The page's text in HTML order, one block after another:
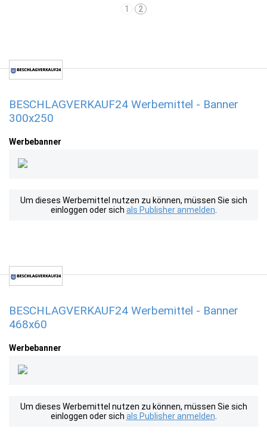
1
2
BESCHLAGVERKAUF24 Werbemittel - Banner
300x250
Werbebanner
Um dieses Werbemittel nutzen zu können, müssen Sie sich
einloggen oder sich als Publisher anmelden
BESCHLAGVERKAUF24 Werbemittel - Banner
468x60
Werbebanner
Um dieses Werbemittel nutzen zu können, müssen Sie sich
einloggen oder sich als Publisher anmelden